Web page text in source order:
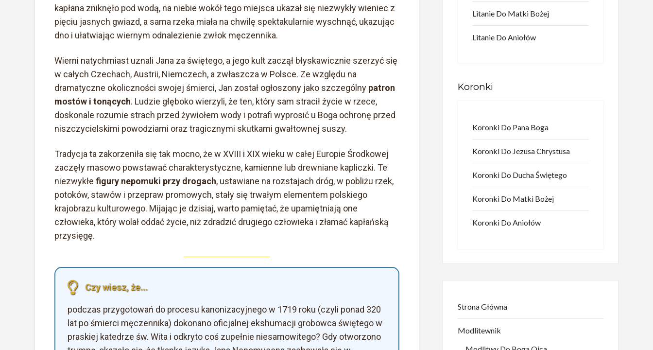
kapłana zniknęło pod wodą, na niebie wokół tego miejsca ukazał się niezwykły wieniec z
pięciu jasnych gwiazd, a sama rzeka miała na chwilę spektakularnie wyschnąć, ukazując
dno i ułatwiając wiernym odnalezienie zwłok męczennika.
Wierni natychmiast uznali Jana za świętego, a jego kult zaczął błyskawicznie szerzyć się
w całych Czechach, Austrii, Niemczech, a zwłaszcza w Polsce. Ze względu na
dramatyczne okoliczności swojej śmierci, Jan został ogłoszony jako szczególny patron
mostów i tonących. Ludzie głęboko wierzyli, że ten, który sam stracił życie w rzece,
doskonale rozumie strach przed żywiołem wody i potrafi wyprosić u Boga ochronę przed
niszczycielskimi powodziami oraz tragicznymi skutkami gwałtownej suszy.
Tradycja ta zakorzeniła się tak mocno, że w XVIII i XIX wieku w całej Europie Środkowej
zaczęły masowo powstawać charakterystyczne, kamienne lub drewniane kapliczki. Te
niezwykłe figury nepomuki przy drogach, ustawiane na rozstajach dróg, w pobliżu rzek,
potoków, stawów i przepraw promowych, stały się trwałym elementem polskiego
krajobrazu kulturowego. Mijając je dzisiaj, warto pamiętać, że upamiętniają one
człowieka, który wolał oddać życie, niż zdradzić drugiego człowieka i złamać kapłańską
przysięgę.
Czy wiesz, że...
podczas przygotowań do procesu kanonizacyjnego w 1719 roku (czyli ponad 320
lat po śmierci męczennika) dokonano oficjalnej ekshumacji grobowca świętego w
praskiej katedrze św. Wita i odkryto coś zupełnie niesamowitego? Gdy otworzono
Litanie Do Matki Bożej
Litanie Do Aniołów
Koronki
Koronki Do Pana Boga
Koronki Do Jezusa Chrystusa
Koronki Do Ducha Świętego
Koronki Do Matki Bożej
Koronki Do Aniołów
Strona Główna
Modlitewnik